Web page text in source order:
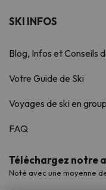
SKI INFOS
Blog, Infos et Conseils
Votre Guide de Ski
Voyages de ski en
FAQ
Téléchargez notre
Noté avec une moyenne